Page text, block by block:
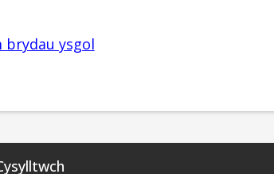
brydau ysgol